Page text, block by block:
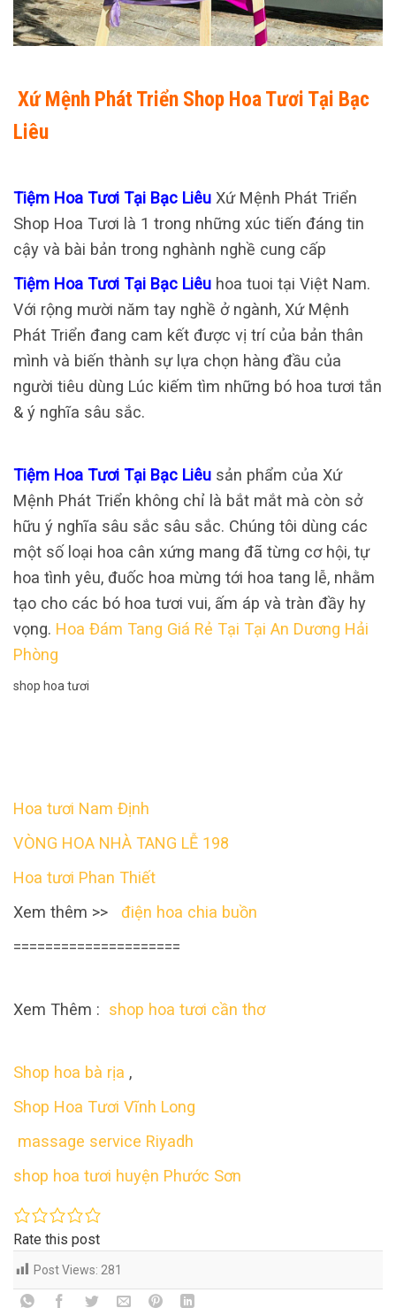
Xứ Mệnh Phát Triển Shop Hoa Tươi Tại Bạc
Liêu
Tiệm Hoa Tươi Tại Bạc Liêu Xứ Mệnh Phát Triển
Shop Hoa Tươi là 1 trong những xúc tiến đáng tin
cậy và bài bản trong nghành nghề cung cấp
Tiệm Hoa Tươi Tại Bạc Liêu hoa tuoi tại Việt Nam.
Với rộng mười năm tay nghề ở ngành, Xứ Mệnh
Phát Triển đang cam kết được vị trí của bản thân
mình và biến thành sự lựa chọn hàng đầu của
người tiêu dùng Lúc kiếm tìm những bó hoa tươi tắn
& ý nghĩa sâu sắc.
Tiệm Hoa Tươi Tại Bạc Liêu sản phẩm của Xứ
Mệnh Phát Triển không chỉ là bắt mắt mà còn sở
hữu ý nghĩa sâu sắc sâu sắc. Chúng tôi dùng các
một số loại hoa cân xứng mang đã từng cơ hội, tự
hoa tình yêu, đuốc hoa mừng tới hoa tang lễ, nhằm
tạo cho các bó hoa tươi vui, ấm áp và tràn đầy hy
vọng. Hoa Đám Tang Giá Rẻ Tại Tại An Dương Hải
Phòng
shop hoa tươi
Hoa tươi Nam Định
VÒNG HOA NHÀ TANG LỄ 198
Hoa tươi Phan Thiết
Xem thêm >>
điện hoa chia buồn
=====================
Xem Thêm : shop hoa tươi cần thơ
Shop hoa bà rịa ,
Shop Hoa Tươi Vĩnh Long
massage service Riyadh
shop hoa tươi huyện Phước Sơn
Rate this post
Post Views: 281